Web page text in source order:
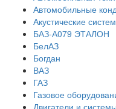
Автомобильные
Акустические
БАЗ-А079 ЭТАЛОН
БелАЗ
Богдан
ВАЗ
ГАЗ
Газовое
Двигатели и